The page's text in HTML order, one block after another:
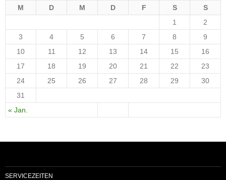
M D M D F S S
« Jan.
1
2
3
4 5 6 7 8
9
10
11 12 13 14 15
16
17
18 19 20 21 22
23
24
25 26 27 28 29
30
31
SERVICEZEITEN